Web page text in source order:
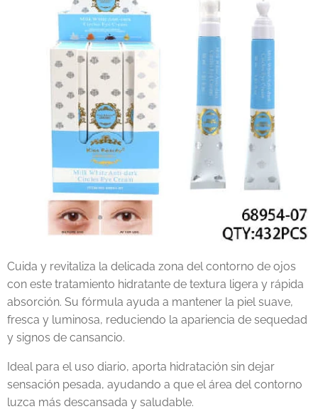
Cuida y revitaliza la delicada zona del contorno de ojos
con este tratamiento hidratante de textura ligera y rápida
absorción. Su fórmula ayuda a mantener la piel suave,
fresca y luminosa, reduciendo la apariencia de sequedad
y signos de cansancio.
Ideal para el uso diario, aporta hidratación sin dejar
sensación pesada, ayudando a que el área del contorno
luzca más descansada y saludable.